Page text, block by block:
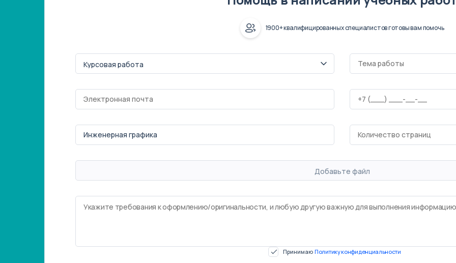
1900+ квалифицированных специалистов готовы вам помочь
Добавьте файл
Принимаю Политику конфиденциальности